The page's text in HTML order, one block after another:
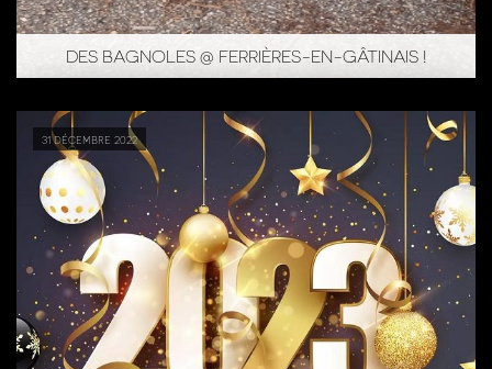
DES BAGNOLES @ FERRIÈRES-EN-GÂTINAIS !
31 décembre 2022